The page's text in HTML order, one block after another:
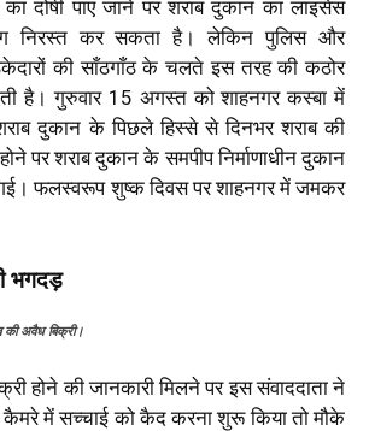
दोषी पाए जाने पर शराब दुकान का लाइसेंस
निरस्त कर सकता है। लेकिन पुलिस और
की साँठगाँठ के चलते इस तरह की कठोर
है। गुरुवार 15 अगस्त को शाहनगर कस्बा में
शराब दुकान के पिछले हिस्से से दिनभर शराब की
पर शराब दुकान के समपीप निर्माणाधीन दुकान
फलस्वरूप शुष्क दिवस पर शाहनगर में जमकर
भगदड़
की अवैध बिक्री।
होने की जानकारी मिलने पर इस संवाददाता ने
में सच्चाई को कैद करना शुरू किया तो मौके